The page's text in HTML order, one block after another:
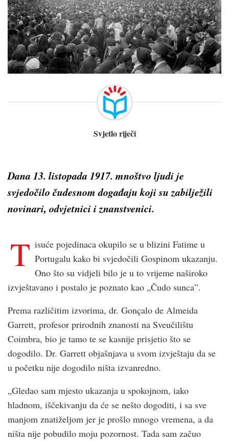
Svjetlo riječi
Dana 13. listopada 1917. mnoštvo ljudi je
svjedočilo čudesnom događaju koji su zabilježili
novinari, odvjetnici i znanstvenici.
T isuće pojedinaca okupilo se u blizini Fatime u
Portugalu kako bi svjedočili Gospinom ukazanju.
Ono što su vidjeli bilo je u to vrijeme naširoko
izvještavano i postalo je poznato kao „Čudo sunca”.
Prema različitim izvorima, dr. Gonçalo de Almeida
Garrett, profesor prirodnih znanosti na Sveučilištu
Coimbra, bio je tamo te se kasnije prisjetio što se
dogodilo. Dr. Garrett objašnjava u svom izvještaju da se
u početku nije dogodilo ništa izvanredno.
„Gledao sam mjesto ukazanja u spokojnom, iako
hladnom, iščekivanju da će se nešto dogoditi, i sa sve
manjom znatiželjom jer je prošlo mnogo vremena, a da
ništa nije pobudilo moju pozornost. Tada sam začuo